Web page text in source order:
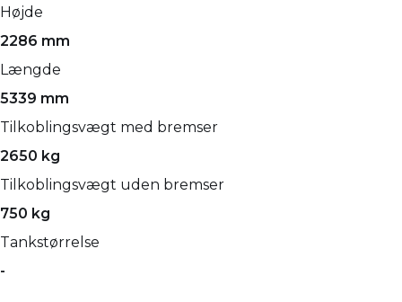
Højde
2286 mm
Længde
5339 mm
Tilkoblingsvægt med bremser
2650 kg
Tilkoblingsvægt uden bremser
750 kg
Tankstørrelse
-